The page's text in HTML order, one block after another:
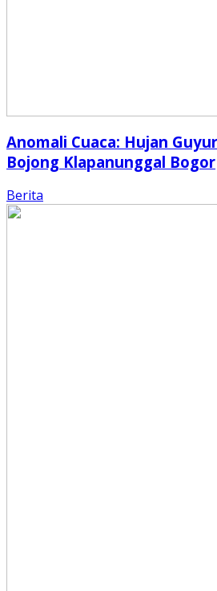
Anomali Cuaca: Hujan
Bojong Klapanunggal Bogor
Berita